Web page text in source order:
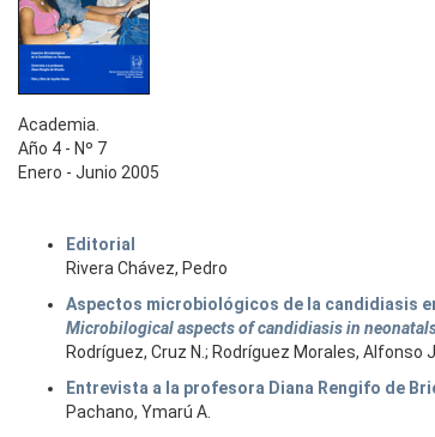
Academia.
Año 4 - Nº 7
Enero - Junio 2005
Editorial
Rivera Chávez, Pedro
Aspectos microbiológicos de la candidiasis
Microbilogical aspects of candidiasis in
Rodríguez, Cruz N.; Rodríguez Morales, Alfonso
Entrevista a la profesora Diana Rengifo de
Pachano, Ymarú A.